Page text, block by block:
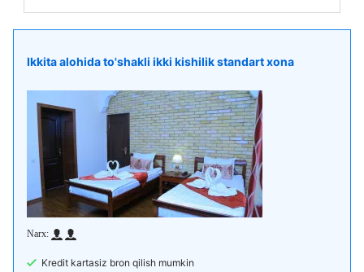
Ikkita alohida to'shakli ikki kishilik standart xona
Kredit kartasiz bron qilish mumkin